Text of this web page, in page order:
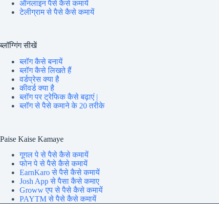
ऑनलाइन पैसे कैसे कमायें
टेलीग्राम से पैसे कैसे कमायें
ब्लॉग्गिंग सीखें
ब्लॉग कैसे बनायें
ब्लॉग कैसे लिखते हैं
वर्डप्रेस क्या है
कीवर्ड क्या है
ब्लॉग पर ट्रेफिक कैसे बढ़ाएं |
ब्लॉग से पैसे कमाने के 20 तरीके
Paise Kaise Kamaye
गूगल पे से पैसे कैसे कमायें
फोन पे से पैसे कैसे कमायें
EarnKaro से पैसे कैसे कमायें
Josh App से पैसा कैसे कमाए
Groww एप से पैसे कैसे कमायें
PAYTM से पैसे कैसे कमायें